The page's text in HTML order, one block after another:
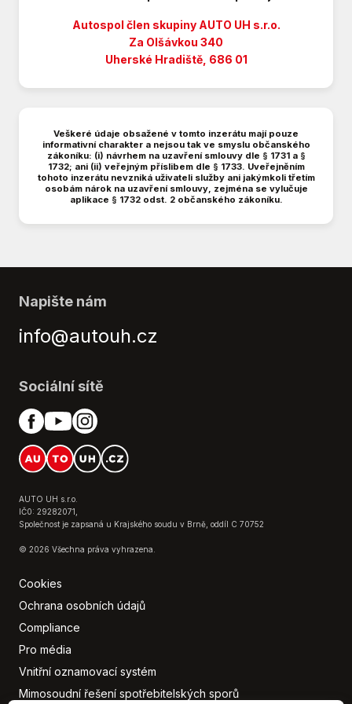
Brzdový asistent
Centrál dálkový
Centrální zamykání
Digitální přístrojový štít
Dojezdové rezervní kolo
Dělená zadní sedadla
El. okna
Elektronická ruční brzda
Head-up display
Hlídání provozu při couvání (RCTA)
Imobilizér
Isofix
Kožená sedadla
LED denní svícení
LED matrixové světlomety
Litá kola
Multifunkční volant
Nastavitelný volant
Odvětrávaná sedadla
Palubní počítač
Paměť nastavení sedadla řidiče
Panoramatická střecha
Parkovací asistent
Parkovací kamera
Autospol člen skupiny AUTO UH s.r.o.
Za Olšávkou 340
Uherské Hradiště, 686 01
Veškeré údaje obsažené v tomto inzerátu mají pouze
informativní charakter a nejsou tak ve smyslu občanského
zákoníku: (i) návrhem na uzavření smlouvy dle § 1731 a §
1732; ani (ii) veřejným příslibem dle § 1733. Uveřejněním
tohoto inzerátu nevzniká uživateli služby ani jakýmkoli třetím
osobám nárok na uzavření smlouvy, zejména se vylučuje
aplikace § 1732 odst. 2 občanského zákoníku.
AUTO UH s.r.o.
IČ0: 29282071,
Společnost je zapsaná u Krajského soudu v Brně, oddíl C 70752
© 2026 Všechna práva vyhrazena.
Cookies
Ochrana osobních údajů
Compliance
Pro média
Vnitřní oznamovací systém
Mimosoudní řešení spotřebitelských sporů
Napište nám
info@autouh.cz
Sociální sítě